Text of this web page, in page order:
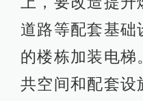
道路等配套基础
的楼栋加装电梯
共空间和配套设